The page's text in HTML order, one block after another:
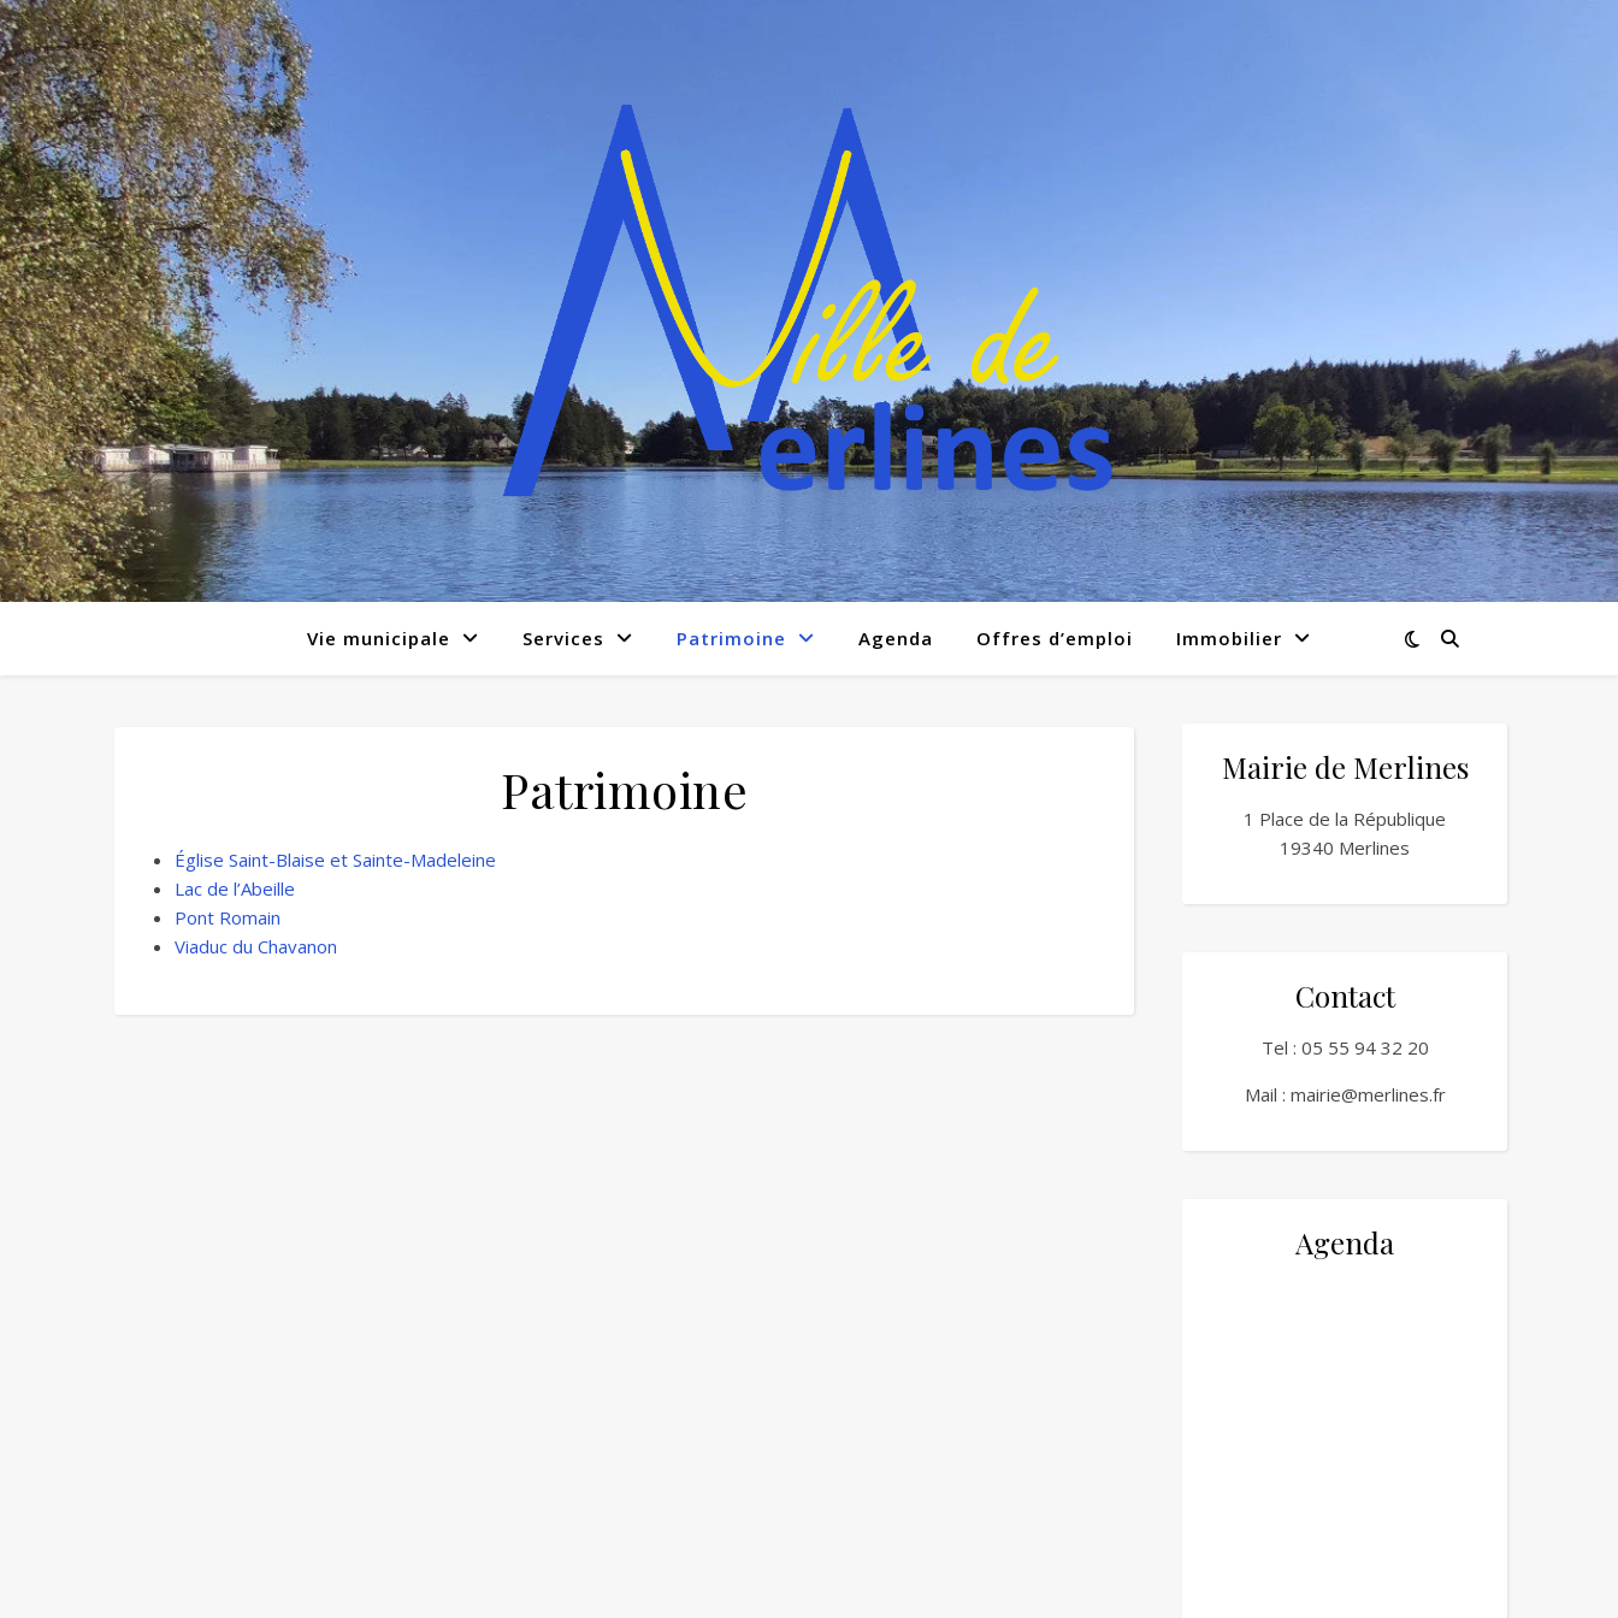
Vie municipale Services Patrimoine Agenda Offres d’emploi Immobilier
Patrimoine
Église Saint-Blaise et Sainte-Madeleine
Lac de l’Abeille
Pont Romain
Viaduc du Chavanon
Mairie de Merlines
1 Place de la République
19340 Merlines
Contact
Tel : 05 55 94 32 20
Mail : mairie@merlines.fr
Agenda